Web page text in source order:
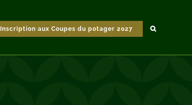
Inscription aux Coupes du potager 2027